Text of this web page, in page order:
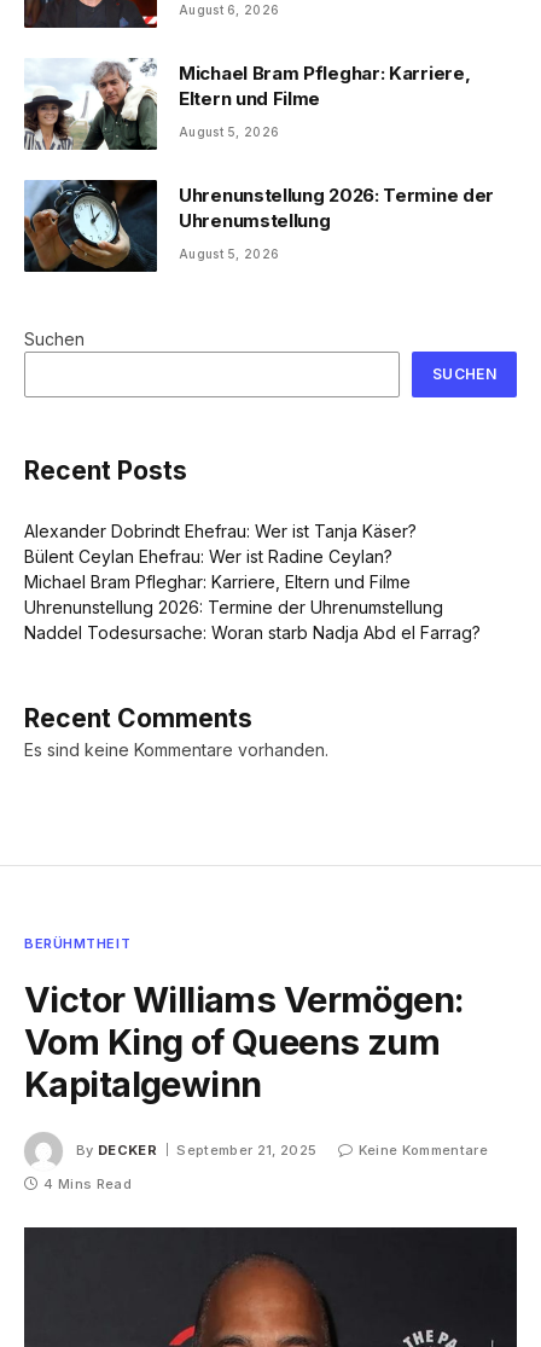
August 6, 2026
Michael Bram Pfleghar: Karriere,
Eltern und Filme
August 5, 2026
Uhrenunstellung 2026: Termine der
Uhrenumstellung
August 5, 2026
Suchen
SUCHEN
Recent Posts
Alexander Dobrindt Ehefrau: Wer ist Tanja Käser?
Bülent Ceylan Ehefrau: Wer ist Radine Ceylan?
Michael Bram Pfleghar: Karriere, Eltern und Filme
Uhrenunstellung 2026: Termine der Uhrenumstellung
Naddel Todesursache: Woran starb Nadja Abd el Farrag?
Recent Comments
Es sind keine Kommentare vorhanden.
BERÜHMTHEIT
Victor Williams Vermögen:
Vom King of Queens zum
Kapitalgewinn
By DECKER September 21, 2025
Keine Kommentare
4 Mins Read